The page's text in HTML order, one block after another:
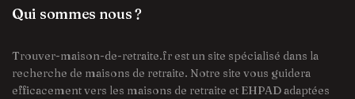
Qui sommes nous ?
Trouver-maison-de-retraite.fr est un site spécialisé dans la
recherche de maisons de retraite. Notre site vous guidera
efficacement vers les maisons de retraite et EHPAD adaptées